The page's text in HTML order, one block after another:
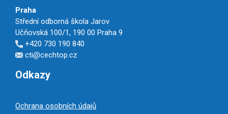
Praha
Střední odborná škola Jarov
Učňovská 100/1, 190 00 Praha 9
+420 730 190 840
cti@cechtop.cz
Odkazy
Ochrana osobních údajů